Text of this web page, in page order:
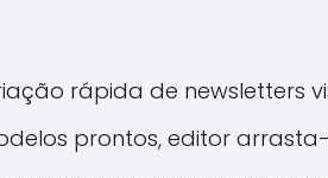
rápida de newsletters
prontos, editor